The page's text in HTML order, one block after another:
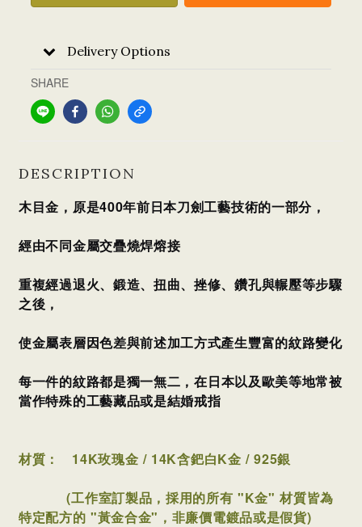
Delivery Options
SHARE
DESCRIPTION
木目金，原是400年前日本刀劍工藝技術的一部分，
經由不同金屬交疊燒焊熔接
重複經過退火、鍛造、扭曲、挫修、鑽孔與輾壓等步驟
之後，
使金屬表層因色差與前述加工方式產生豐富的紋路變化
每一件的紋路都是獨一無二，在日本以及歐美等地常被
當作特殊的工藝藏品或是結婚戒指
材質： 14K玫瑰金 / 14K含鈀白K金 / 925銀
(工作室訂製品，採用的所有 "K金" 材質皆為
特定配方的 "黃金合金"，非廉價電鍍品或是假貨)